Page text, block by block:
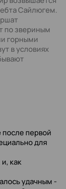
Сайлюгем.
по звериным
горными
в условиях
после первой
для
как
удачным -